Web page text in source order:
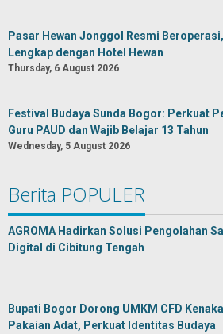
Pasar Hewan Jonggol Resmi Beroperasi,
Lengkap dengan Hotel Hewan
Thursday, 6 August 2026
Festival Budaya Sunda Bogor: Perkuat
Guru PAUD dan Wajib Belajar 13 Tahun
Wednesday, 5 August 2026
Berita POPULER
AGROMA Hadirkan Solusi Pengolahan
Digital di Cibitung Tengah
Bupati Bogor Dorong UMKM CFD
Pakaian Adat, Perkuat Identitas Budaya